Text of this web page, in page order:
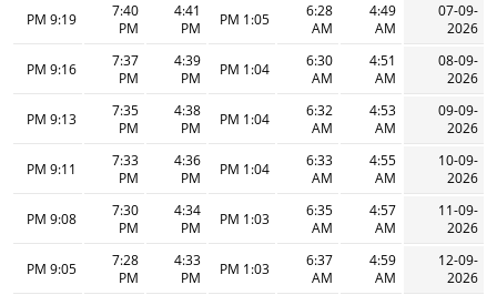
07-09-
2026
4:49
AM
6:28
AM
1:05 PM
4:41
PM
7:40
PM
9:19 PM
08-09-
2026
4:51
AM
6:30
AM
1:04 PM
4:39
PM
7:37
PM
9:16 PM
09-09-
2026
4:53
AM
6:32
AM
1:04 PM
4:38
PM
7:35
PM
9:13 PM
10-09-
2026
4:55
AM
6:33
AM
1:04 PM
4:36
PM
7:33
PM
9:11 PM
11-09-
2026
4:57
AM
6:35
AM
1:03 PM
4:34
PM
7:30
PM
9:08 PM
12-09-
2026
4:59
AM
6:37
AM
1:03 PM
4:33
PM
7:28
PM
9:05 PM